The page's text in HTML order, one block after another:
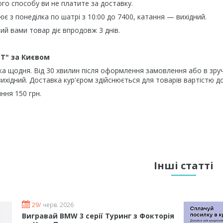
способу ви не платите за доставку.
з понеділка по шатрі з 10:00 до 7400, катання — вихідний.
вами товар діє впродовж 3 днів.
за Києвом
щодня. Від 30 хвилин після оформлення замовлення або в
Доставка кур'єром здійснюється для товарів вартістю
150 грн.
Інші статті
29/ черв. 2026
Вигравай BMW 3 серії Туринг з Фокторія